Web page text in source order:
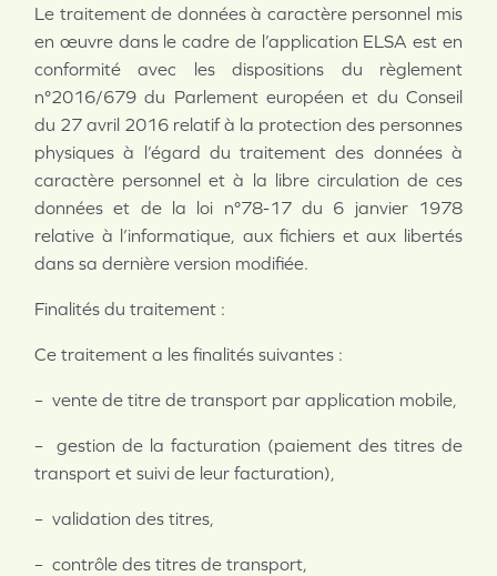
Le traitement de données à caractère personnel mis
en œuvre dans le cadre de l’application ELSA est en
conformité avec les dispositions du règlement
n°2016/679 du Parlement européen et du Conseil
du 27 avril 2016 relatif à la protection des personnes
physiques à l’égard du traitement des données à
caractère personnel et à la libre circulation de ces
données et de la loi n°78-17 du 6 janvier 1978
relative à l’informatique, aux fichiers et aux libertés
dans sa dernière version modifiée.
Finalités du traitement :
Ce traitement a les finalités suivantes :
– vente de titre de transport par application mobile,
– gestion de la facturation (paiement des titres de
transport et suivi de leur facturation),
– validation des titres,
– contrôle des titres de transport,